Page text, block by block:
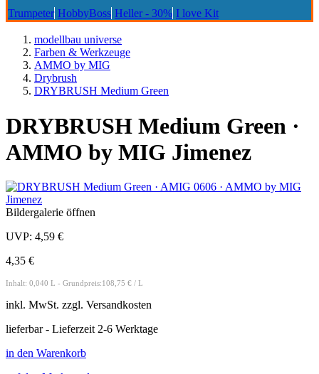
Trumpeter HobbyBoss Heller - 30% I love Kit
modellbau universe
Farben & Werkzeuge
AMMO by MIG
Drybrush
DRYBRUSH Medium Green
DRYBRUSH Medium Green ·
AMMO by MIG Jimenez
Bildergalerie öffnen
UVP: 4,59 €
4,35 €
Inhalt: 0,040 L - Grundpreis:108,75 € / L
inkl. MwSt. zzgl. Versandkosten
lieferbar - Lieferzeit 2-6 Werktage
in den Warenkorb